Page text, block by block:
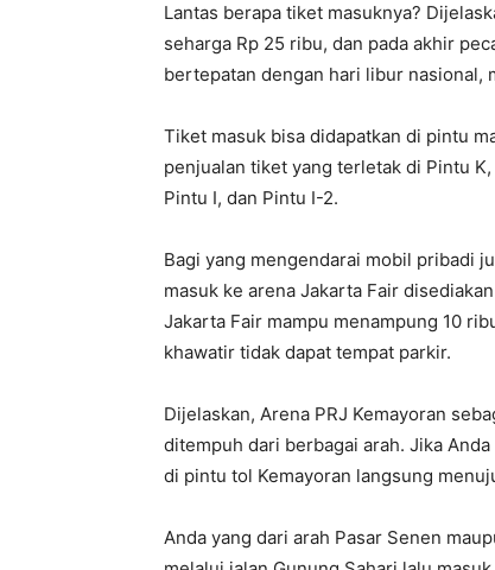
Lantas berapa tiket masuknya?
seharga Rp 25 ribu, dan pada akhir
bertepatan dengan hari libur nasional,
Tiket masuk bisa didapatkan di pintu
penjualan tiket yang terletak di Pintu
Pintu I, dan Pintu I-2.
Bagi yang mengendarai mobil pribadi
masuk ke arena Jakarta Fair
Jakarta Fair mampu menampung 10
khawatir tidak dapat tempat parkir.
Dijelaskan, Arena PRJ Kemayoran
ditempuh dari berbagai arah. Jika
di pintu tol Kemayoran langsung
Anda yang dari arah Pasar Senen